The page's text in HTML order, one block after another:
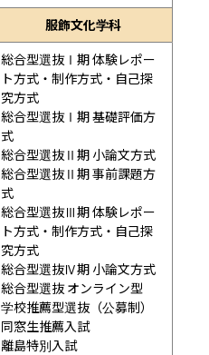
服飾文化学科
総合型選抜Ⅰ期 体験レポー
ト方式・制作方式・自己探
究方式
総合型選抜Ⅰ期 基礎評価方
式
総合型選抜Ⅱ期 小論文方式
総合型選抜Ⅱ期 事前課題方
式
総合型選抜Ⅲ期 体験レポー
ト方式・制作方式・自己探
究方式
総合型選抜Ⅳ期 小論文方式
総合型選抜 オンライン型
学校推薦型選抜（公募制）
同窓生推薦入試
離島特別入試